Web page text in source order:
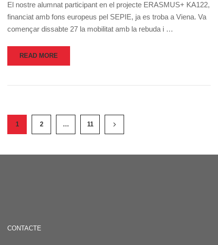
El nostre alumnat participant en el projecte ERASMUS+ KA122,
financiat amb fons europeus pel SEPIE, ja es troba a Viena. Va
començar dissabte 27 la mobilitat amb la rebuda i …
READ MORE
1 2 … 11
CONTACTE